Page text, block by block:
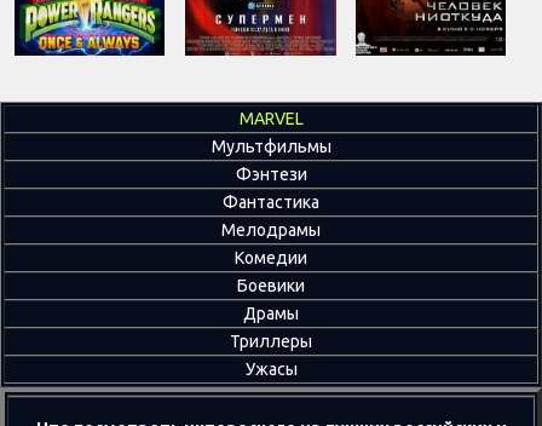
MARVEL
Мультфильмы
Фэнтези
Фантастика
Мелодрамы
Комедии
Боевики
Драмы
Триллеры
Ужасы